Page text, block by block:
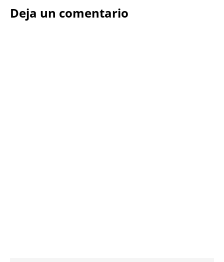
Deja un comentario